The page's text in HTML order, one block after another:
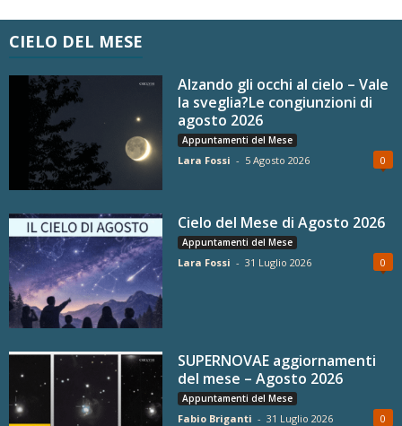
CIELO DEL MESE
Alzando gli occhi al cielo – Vale
la sveglia?Le congiunzioni di
agosto 2026
Appuntamenti del Mese
Lara Fossi - 5 Agosto 2026 0
Cielo del Mese di Agosto 2026
Appuntamenti del Mese
Lara Fossi - 31 Luglio 2026 0
SUPERNOVAE aggiornamenti
del mese – Agosto 2026
Appuntamenti del Mese
Fabio Briganti - 31 Luglio 2026 0